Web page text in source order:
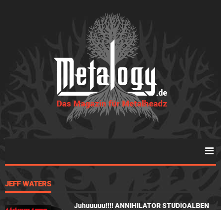
JEFF WATERS
Juhuuuuu!!!! ANNIHILATOR STUDIOALBEN